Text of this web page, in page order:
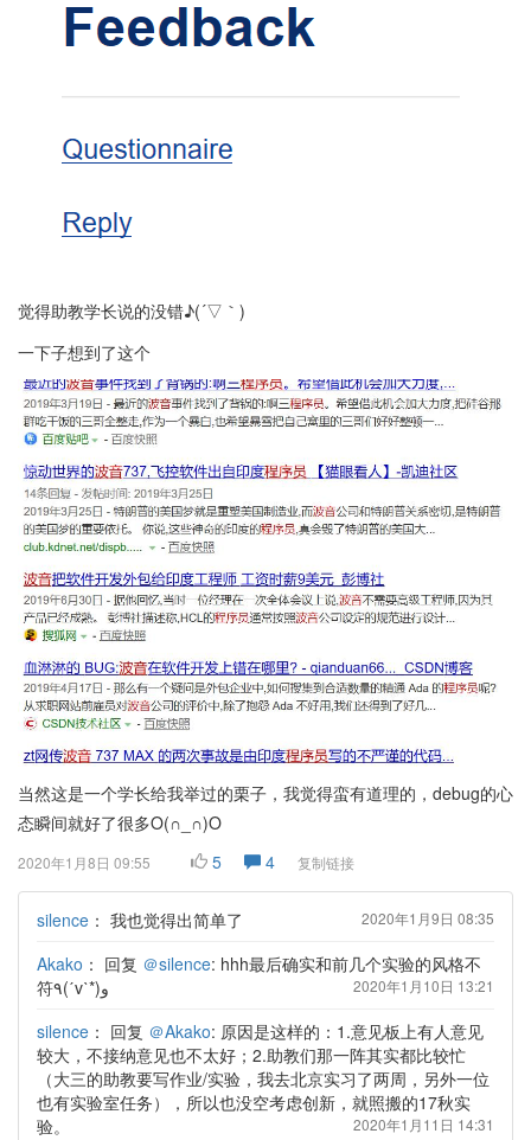
觉得助教学长说的没错♪(´▽｀)
一下子想到了这个
当然这是一个学长给我举过的栗子，我觉得蛮有道理的，debug的心
态瞬间就好了很多O(∩_∩)O
2020年1月8日 09:55 5 4 复制链接
silence ： 我也觉得出简单了 2020年1月9日 08:35
Akako ： 回复 ＠silence: hhh最后确实和前几个实验的风格不
符٩(ˊvˋ*)و
2020年1月10日 13:21
silence ： 回复 ＠Akako: 原因是这样的：1.意见板上有人意见
较大，不接纳意见也不太好；2.助教们那一阵其实都比较忙
（大三的助教要写作业/实验，我去北京实习了两周，另外一位
也有实验室任务），所以也没空考虑创新，就照搬的17秋实
验。
2020年1月11日 14:31